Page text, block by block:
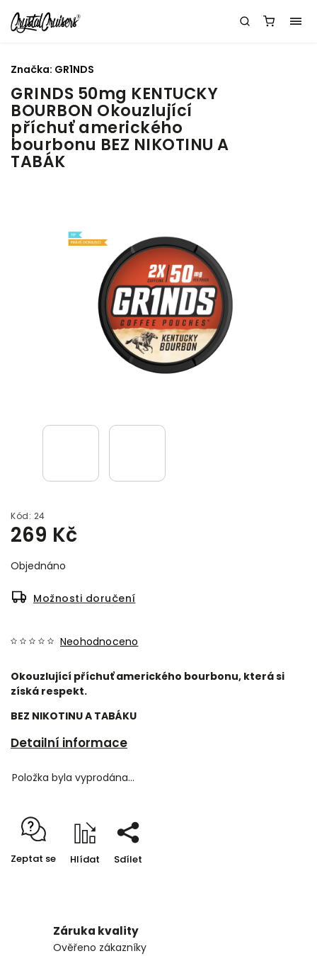
GRINDS 50mg KENTUCKY
BOURBON Okouzlující
příchuť amerického
bourbonu BEZ NIKOTINU A
TABÁK
Kód: 24
269 Kč
Objednáno
Možnosti doručení
Neohodnoceno
Okouzlující příchuť amerického bourbonu, která si
získá respekt.
BEZ NIKOTINU A TABÁKU
Detailní informace
Značka: GR1NDS
Položka byla vyprodána…
Zeptat se Hlídat Sdílet
Záruka kvality
Ověřeno zákazníky